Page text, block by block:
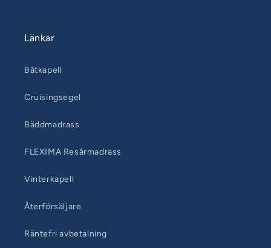
Länkar
Båtkapell
Cruisingsegel
Bäddmadrass
FLEXIMA Resårmadrass
Vinterkapell
Återförsäljare
Räntefri avbetalning